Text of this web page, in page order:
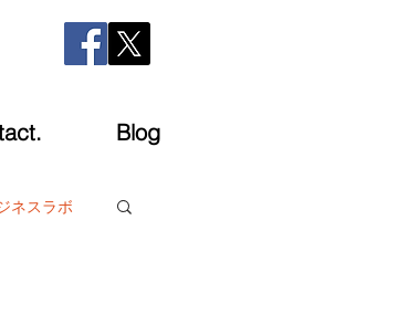
Blog
ネスラボ